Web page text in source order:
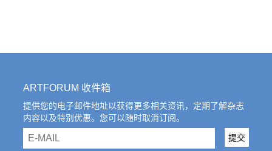
ARTFORUM 收件箱
提供您的电子邮件地址以获得更多相关资讯，定期了解杂志
内容以及特别优惠。您可以随时取消订阅。
email 提交